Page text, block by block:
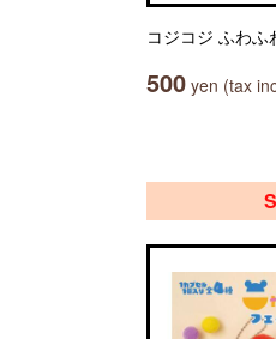
コジコジ ふわ
500 yen (tax